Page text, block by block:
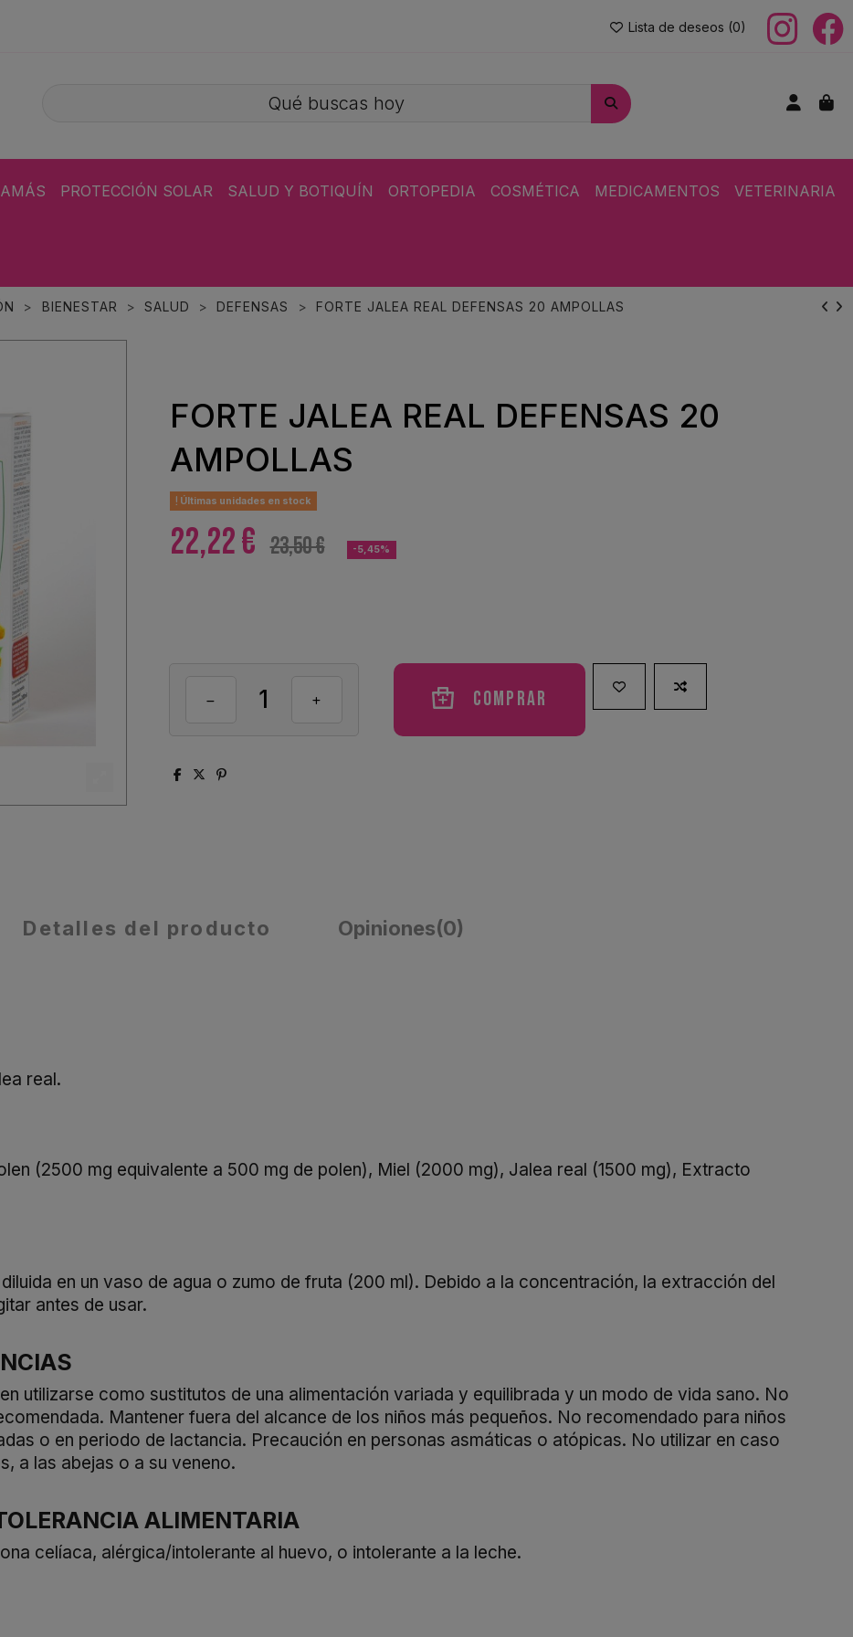
Lista de deseos (0)
PROTECCIÓN SOLAR SALUD Y BOTIQUÍN ORTOPEDIA COSMÉTICA MEDICAMENTOS VETERINARIA
BIENESTAR SALUD DEFENSAS FORTE JALEA REAL DEFENSAS 20 AMPOLLAS
FORTE JALEA REAL DEFENSAS 20
AMPOLLAS
Últimas unidades en stock
22,22 € 23,50 € -5,45%
Comprar
Detalles del producto Opiniones(0)
real.
(2500 mg equivalente a 500 mg de polen), Miel (2000 mg), Jalea real (1500 mg), Extracto
en un vaso de agua o zumo de fruta (200 ml). Debido a la concentración, la extracción del
antes de usar.
utilizarse como sustitutos de una alimentación variada y equilibrada y un modo de vida sano. No
Mantener fuera del alcance de los niños más pequeños. No recomendado para niños
o en periodo de lactancia. Precaución en personas asmáticas o atópicas. No utilizar en caso
a las abejas o a su veneno.
ALIMENTARIA
celíaca, alérgica/intolerante al huevo, o intolerante a la leche.